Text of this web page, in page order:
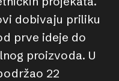
dobivaju priliku
prve ideje do
proizvoda. U
22